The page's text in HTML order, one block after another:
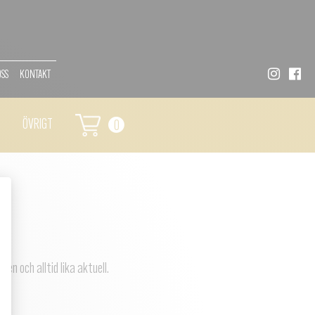
KONTAKT
ÖVRIGT 0
och alltid lika aktuell.